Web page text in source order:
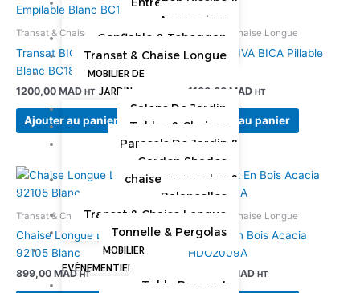
Accessoires
Gonflable & Toboggan
Transat & Chaise Longue
MOBILIER DE
JARDIN
Salons De Jardin
Tables & Chaises
Parasols De Jardin &
Garden Shades
chaise suspendue &
Balancelles
Transat & Chaise Longue
Tonnelle & Pergolas
MOBILIER
EVÉNEMENTIEL
Table Banquet
Transat & Chaise Longue
Transat BICA NILO Empilable
Blanc BC1806BL
1200,00 MAD HT
Ajouter au panier
Transat & Chaise Longue
Transat RIVA BICA Pillable
1100,00 MAD HT
Ajouter au panier
Transat & Chaise Longue
Chaise Longue LARA SL-
92105 Blanc
899,00 MAD HT
Transat & Chaise Longue
Transat En Bois Acacia
HDO2009A
MAD HT